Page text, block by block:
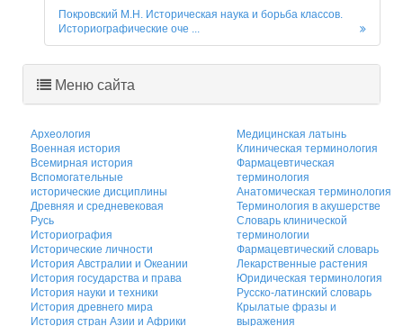
Покровский М.Н. Историческая наука и борьба классов.
Историографические оче ...
Меню сайта
Археология
Военная история
Всемирная история
Вспомогательные
исторические дисциплины
Древняя и средневековая
Русь
Историография
Исторические личности
История Австралии и Океании
История государства и права
История науки и техники
История древнего мира
История стран Азии и Африки
Медицинская латынь
Клиническая терминология
Фармацевтическая
терминология
Анатомическая терминология
Терминология в акушерстве
Словарь клинической
терминологии
Фармацевтический словарь
Лекарственные растения
Юридическая терминология
Русско-латинский словарь
Крылатые фразы и
выражения